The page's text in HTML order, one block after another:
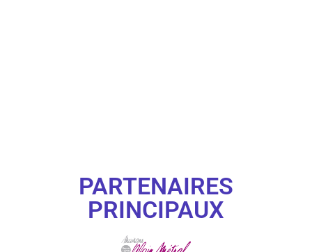
PARTENAIRES
PRINCIPAUX